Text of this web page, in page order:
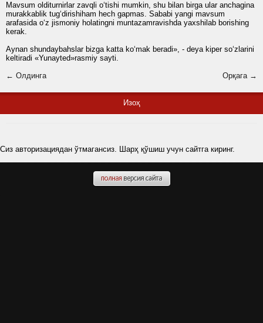
Mavsum olditurnirlar zavqli o‘tishi mumkin, shu bilan birga ular anchagina
murakkablik tug‘dirishiham hech gapmas. Sababi yangi mavsum
arafasida o‘z jismoniy holatingni muntazamravishda yaxshilab borishing
kerak.
Aynan shundaybahslar bizga katta ko‘mak beradi», - deya kiper so‘zlarini
keltiradi «Yunayted»rasmiy sayti.
← Олдинга
Орқага →
Изоҳ
Сиз авторизациядан ўтмагансиз. Шарҳ қўшиш учун сайтга киринг.